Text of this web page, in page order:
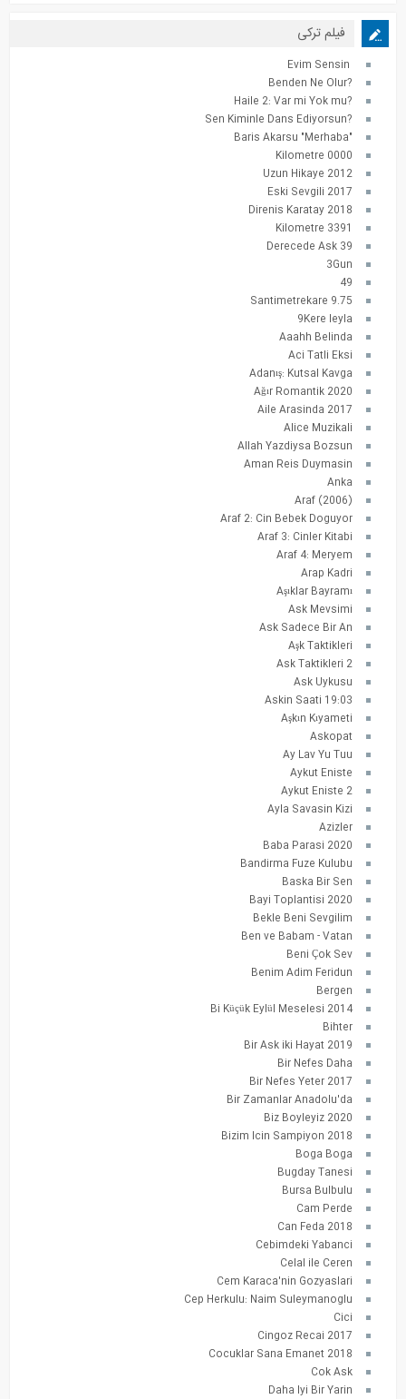
فیلم ترکی
?Benden Ne Olur
?Haile 2: Var mi Yok mu
?Sen Kiminle Dans Ediyorsun
"Baris Akarsu "Merhaba
0000 Kilometre
2012 Uzun Hikaye
2017 Eski Sevgili
2018 Direnis Karatay
3391 Kilometre
39 Derecede Ask
3Gun
49
9.75 Santimetrekare
9Kere leyla
Aaahh Belinda
Aci Tatli Eksi
Adanış: Kutsal Kavga
Ağır Romantik 2020
Aile Arasinda 2017
Alice Muzikali
Allah Yazdiysa Bozsun
Aman Reis Duymasin
Anka
Araf (2006)
Araf 2: Cin Bebek Doguyor
Araf 3: Cinler Kitabi
Araf 4: Meryem
Arap Kadri
Aşıklar Bayramı
Ask Mevsimi
Ask Sadece Bir An
Aşk Taktikleri
Ask Taktikleri 2
Ask Uykusu
Askin Saati 19:03
Aşkın Kıyameti
Askopat
Ay Lav Yu Tuu
Aykut Eniste
Aykut Eniste 2
Ayla Savasin Kizi
Azizler
Baba Parasi 2020
Bandirma Fuze Kulubu
Baska Bir Sen
Bayi Toplantisi 2020
Bekle Beni Sevgilim
Ben ve Babam - Vatan
Beni Çok Sev
Benim Adim Feridun
Bergen
Bi Küçük Eylül Meselesi 2014
Bihter
Bir Ask iki Hayat 2019
Bir Nefes Daha
Bir Nefes Yeter 2017
Bir Zamanlar Anadolu'da
Biz Boyleyiz 2020
Bizim Icin Sampiyon 2018
Boga Boga
Bugday Tanesi
Bursa Bulbulu
Cam Perde
Can Feda 2018
Cebimdeki Yabanci
Celal ile Ceren
Cem Karaca'nin Gozyaslari
Cep Herkulu: Naim Suleymanoglu
Cici
Cingoz Recai 2017
Cocuklar Sana Emanet 2018
Cok Ask
Daha Iyi Bir Yarin